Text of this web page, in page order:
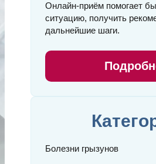
Онлайн‑приём помогает
ситуацию, получить
дальнейшие шаги.
Болезни грызунов